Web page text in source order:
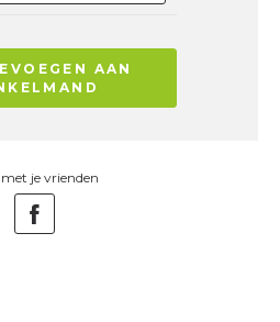
AAN
met je vrienden